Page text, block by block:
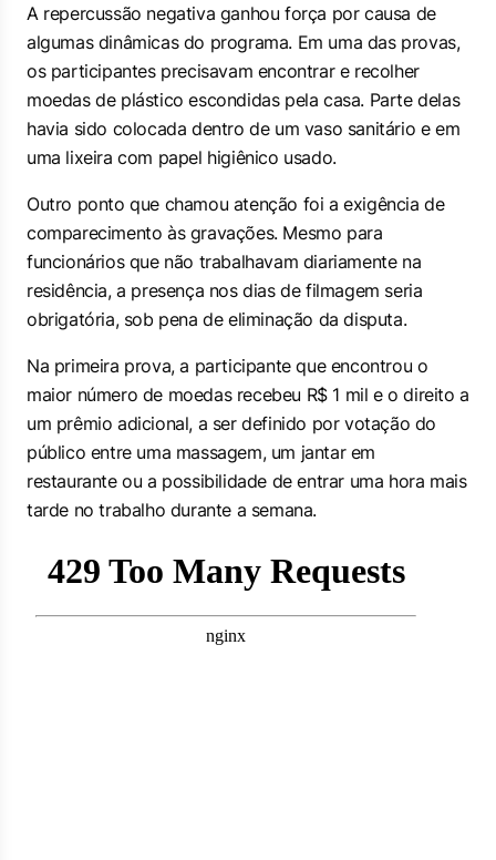
A repercussão negativa ganhou força por causa de
algumas dinâmicas do programa. Em uma das provas,
os participantes precisavam encontrar e recolher
moedas de plástico escondidas pela casa. Parte delas
havia sido colocada dentro de um vaso sanitário e em
uma lixeira com papel higiênico usado.
Outro ponto que chamou atenção foi a exigência de
comparecimento às gravações. Mesmo para
funcionários que não trabalhavam diariamente na
residência, a presença nos dias de filmagem seria
obrigatória, sob pena de eliminação da disputa.
Na primeira prova, a participante que encontrou o
maior número de moedas recebeu R$ 1 mil e o direito a
um prêmio adicional, a ser definido por votação do
público entre uma massagem, um jantar em
restaurante ou a possibilidade de entrar uma hora mais
tarde no trabalho durante a semana.